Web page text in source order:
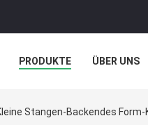
PRODUKTE ÜBER UNS
Stangen-Backendes